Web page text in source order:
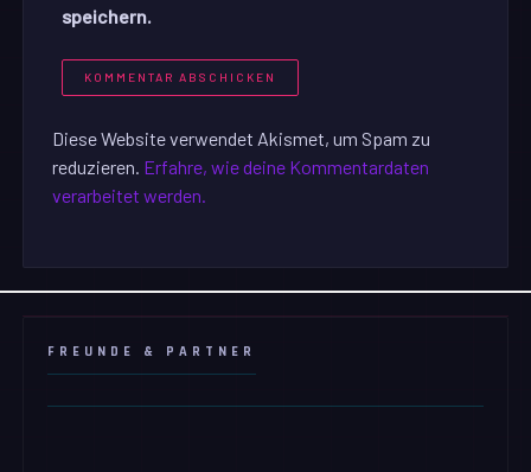
speichern.
Diese Website verwendet Akismet, um Spam zu
reduzieren. Erfahre, wie deine Kommentardaten
verarbeitet werden.
FREUNDE & PARTNER